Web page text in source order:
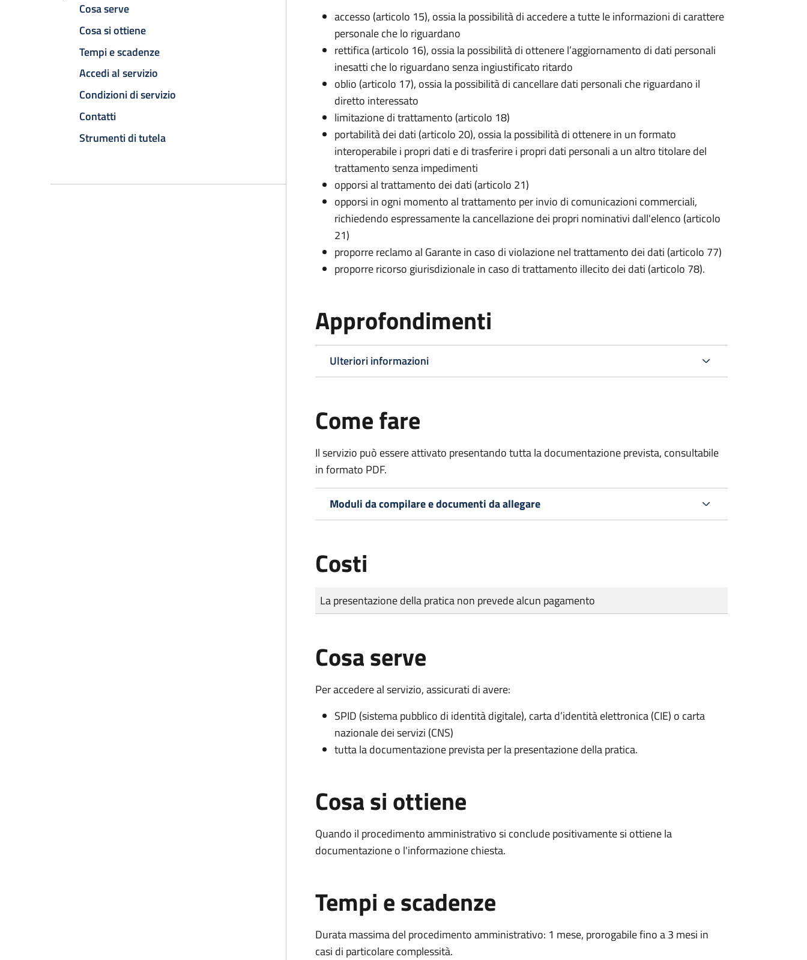
Cosa serve
Cosa si ottiene
Tempi e scadenze
Accedi al servizio
Condizioni di servizio
Contatti
Strumenti di tutela
accesso (articolo 15), ossia la possibilità di accedere a tutte le informazioni di carattere
personale che lo riguardano
rettifica (articolo 16), ossia la possibilità di ottenere l’aggiornamento di dati personali
inesatti che lo riguardano senza ingiustificato ritardo
oblio (articolo 17), ossia la possibilità di cancellare dati personali che riguardano il
diretto interessato
limitazione di trattamento (articolo 18)
portabilità dei dati (articolo 20), ossia la possibilità di ottenere in un formato
interoperabile i propri dati e di trasferire i propri dati personali a un altro titolare del
trattamento senza impedimenti
opporsi al trattamento dei dati (articolo 21)
opporsi in ogni momento al trattamento per invio di comunicazioni commerciali,
richiedendo espressamente la cancellazione dei propri nominativi dall'elenco (articolo
21)
proporre reclamo al Garante in caso di violazione nel trattamento dei dati (articolo 77)
proporre ricorso giurisdizionale in caso di trattamento illecito dei dati (articolo 78).
Approfondimenti
Ulteriori informazioni
Come fare
Il servizio può essere attivato presentando tutta la documentazione prevista, consultabile
in formato PDF.
Moduli da compilare e documenti da allegare
Costi
Tipo di pagamento
Importo
La presentazione della pratica non prevede alcun pagamento
Cosa serve
Per accedere al servizio, assicurati di avere:
SPID (sistema pubblico di identità digitale), carta d’identità elettronica (CIE) o carta
nazionale dei servizi (CNS)
tutta la documentazione prevista per la presentazione della pratica.
Cosa si ottiene
Quando il procedimento amministrativo si conclude positivamente si ottiene la
documentazione o l'informazione chiesta.
Tempi e scadenze
Durata massima del procedimento amministrativo: 1 mese, prorogabile fino a 3 mesi in
casi di particolare complessità.